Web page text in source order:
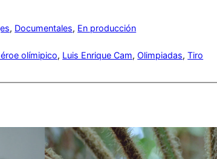
, Documentales, En producción
olímipico, Luis Enrique Cam, Olimpiadas, Tiro